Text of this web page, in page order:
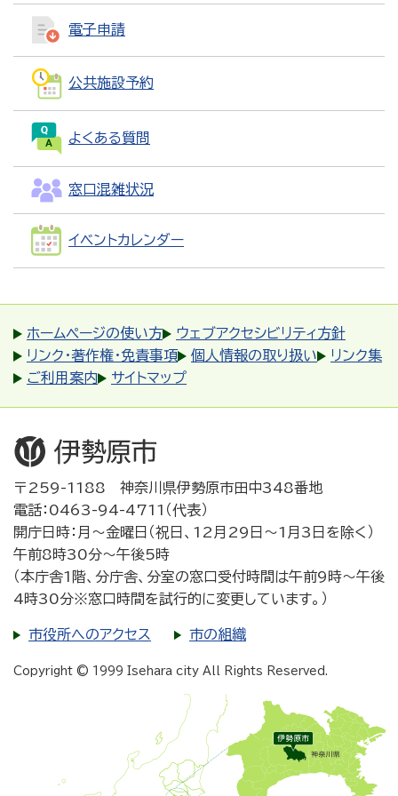
電子申請
公共施設予約
よくある質問
窓口混雑状況
イベントカレンダー
ホームページの使い方
ウェブアクセシビリティ方針
リンク・著作権・免責事項
個人情報の取り扱い
リンク集
ご利用案内
サイトマップ
〒259-1188 神奈川県伊勢原市田中348番地
電話：0463-94-4711（代表）
開庁日時：月～金曜日（祝日、12月29日～1月3日を除く）
午前8時30分～午後5時
（本庁舎1階、分庁舎、分室の窓口受付時間は午前9時～午後
4時30分※窓口時間を試行的に変更しています。）
市役所へのアクセス 市の組織
Copyright © 1999 Isehara city All Rights Reserved.